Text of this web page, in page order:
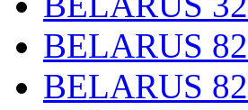
BELARUS
BELARUS